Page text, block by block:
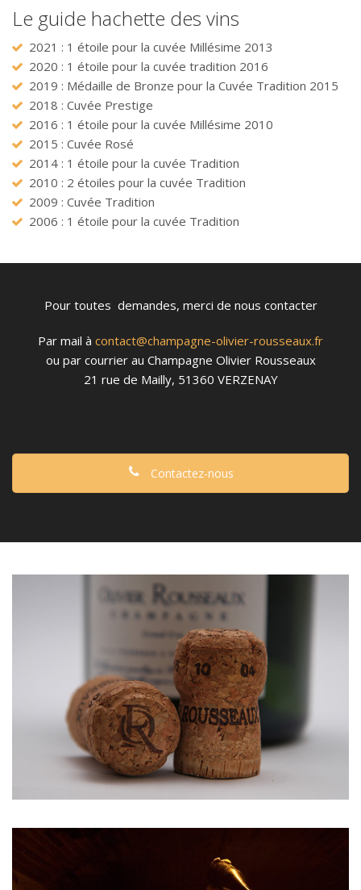
Le guide hachette des vins
2021 : 1 étoile pour la cuvée Millésime 2013
2020 : 1 étoile pour la cuvée tradition 2016
2019 : Médaille de Bronze pour la Cuvée Tradition 2015
2018 : Cuvée Prestige
2016 : 1 étoile pour la cuvée Millésime 2010
2015 : Cuvée Rosé
2014 : 1 étoile pour la cuvée Tradition
2010 : 2 étoiles pour la cuvée Tradition
2009 : Cuvée Tradition
2006 : 1 étoile pour la cuvée Tradition
Pour toutes demandes, merci de nous contacter
Par mail à contact@champagne-olivier-rousseaux.fr
ou par courrier au Champagne Olivier Rousseaux
21 rue de Mailly, 51360 VERZENAY
Contactez-nous